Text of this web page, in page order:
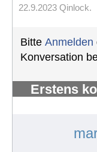
22.9.2023 Qinlock.
Bitte Anmelden
Konversation
Erstens